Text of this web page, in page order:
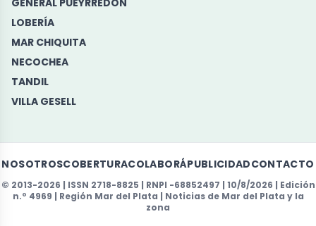
GENERAL PUEYRREDON
LOBERÍA
MAR CHIQUITA
NECOCHEA
TANDIL
VILLA GESELL
NOSOTROSCOBERTURACOLABORÁPUBLICIDADCONTACTO
© 2013-2026 | ISSN 2718-8825 | RNPI -68852497 | 10/8/2026 | Edición
n.º 4969 | Región Mar del Plata | Noticias de Mar del Plata y la
zona